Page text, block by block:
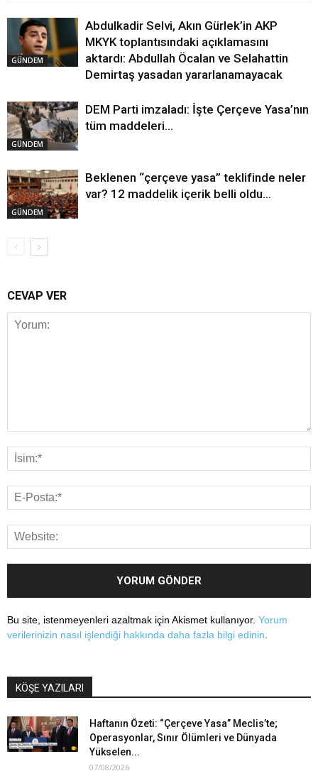
GÜNDEM
Abdulkadir Selvi, Akın Gürlek’in AKP
MKYK toplantısındaki açıklamasını
aktardı: Abdullah Öcalan ve Selahattin
Demirtaş yasadan yararlanamayacak
GÜNDEM
DEM Parti imzaladı: İşte Çerçeve Yasa’nın
tüm maddeleri…
GÜNDEM
Beklenen “çerçeve yasa” teklifinde neler
var? 12 maddelik içerik belli oldu…
CEVAP VER
Bu site, istenmeyenleri azaltmak için Akismet kullanıyor. Yorum
verilerinizin nasıl işlendiği hakkında daha fazla bilgi edinin
KÖŞE YAZILARI
Haftanın Özeti: “Çerçeve Yasa” Meclis’te;
Operasyonlar, Sınır Ölümleri ve Dünyada
Yükselen...
07/08/2026